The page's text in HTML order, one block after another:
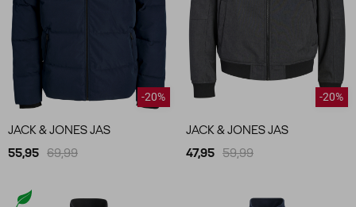
-20%
JACK & JONES JAS
55,95 69,99
-20%
JACK & JONES JAS
47,95 59,99